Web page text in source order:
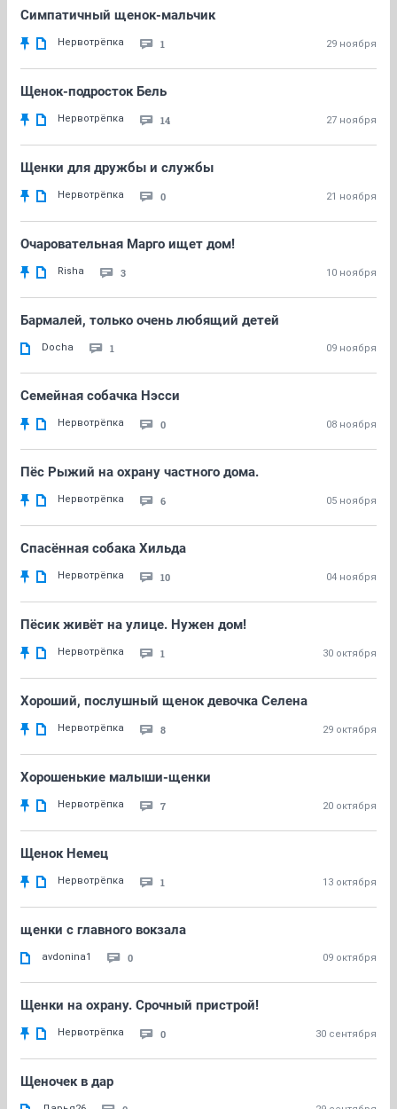
Симпатичный щенок-мальчик
Нервотрёпка 1 29 ноября
Щенок-подросток Бель
Нервотрёпка 14 27 ноября
Щенки для дружбы и службы
Нервотрёпка 0 21 ноября
Очаровательная Марго ищет дом!
Risha 3 10 ноября
Бармалей, только очень любящий детей
Docha 1 09 ноября
Семейная собачка Нэсси
Нервотрёпка 0 08 ноября
Пёс Рыжий на охрану частного дома.
Нервотрёпка 6 05 ноября
Спасённая собака Хильда
Нервотрёпка 10 04 ноября
Пёсик живёт на улице. Нужен дом!
Нервотрёпка 1 30 октября
Хороший, послушный щенок девочка Селена
Нервотрёпка 8 29 октября
Хорошенькие малыши-щенки
Нервотрёпка 7 20 октября
Щенок Немец
Нервотрёпка 1 13 октября
щенки с главного вокзала
avdonina1 0 09 октября
Щенки на охрану. Срочный пристрой!
Нервотрёпка 0 30 сентября
Щеночек в дар